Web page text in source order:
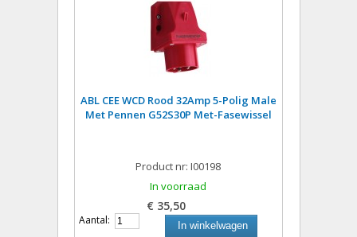
ABL CEE WCD Rood 32Amp 5-Polig Male
Met Pennen G52S30P Met-Fasewissel
Product nr: I00198
In voorraad
€ 35,50
Aantal: In winkelwagen